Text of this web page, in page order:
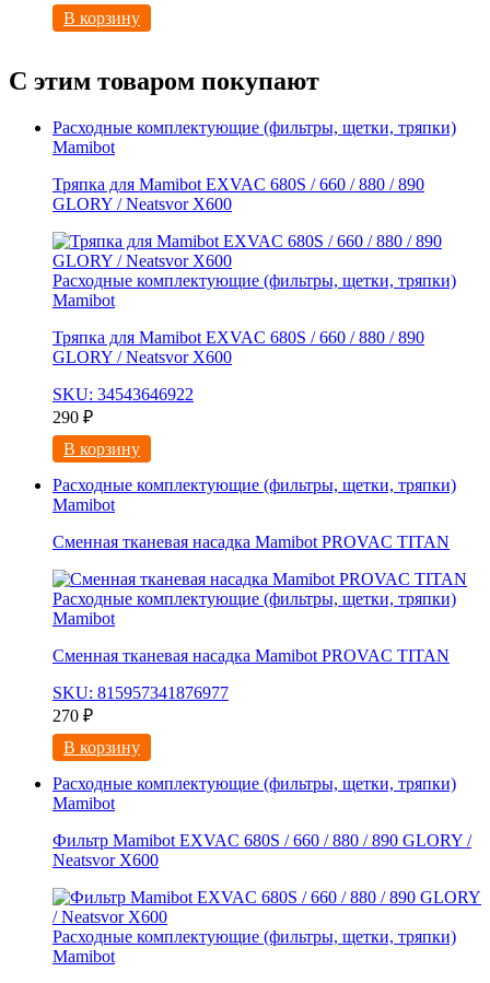
В корзину
С этим товаром покупают
Расходные комплектующие (фильтры, щетки, тряпки)
Mamibot
Тряпка для Mamibot EXVAC 680S / 660 / 880 / 890
GLORY / Neatsvor X600
Расходные комплектующие (фильтры, щетки, тряпки)
Mamibot
Тряпка для Mamibot EXVAC 680S / 660 / 880 / 890
GLORY / Neatsvor X600
SKU: 34543646922
290 ₽
В корзину
Расходные комплектующие (фильтры, щетки, тряпки)
Mamibot
Сменная тканевая насадка Mamibot PROVAC TITAN
Расходные комплектующие (фильтры, щетки, тряпки)
Mamibot
Сменная тканевая насадка Mamibot PROVAC TITAN
SKU: 815957341876977
270 ₽
В корзину
Расходные комплектующие (фильтры, щетки, тряпки)
Mamibot
Фильтр Mamibot EXVAC 680S / 660 / 880 / 890 GLORY /
Neatsvor X600
Расходные комплектующие (фильтры, щетки, тряпки)
Mamibot